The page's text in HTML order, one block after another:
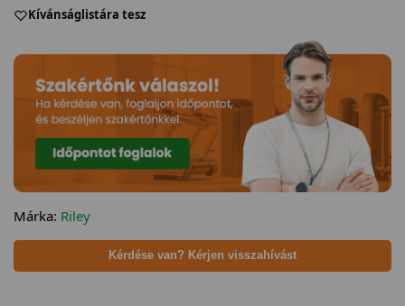
Kívánságlistára tesz
Márka: Riley
Kérdése van? Kérjen visszahívást